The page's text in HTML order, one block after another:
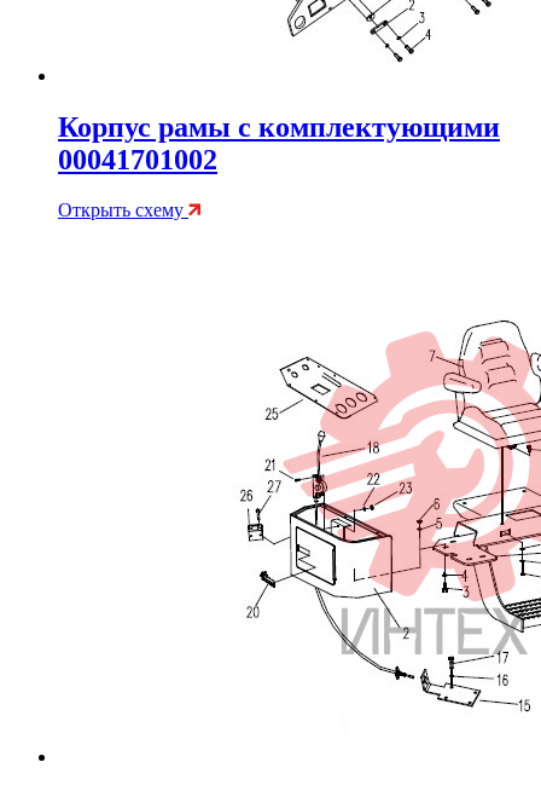
Корпус рамы с комплектующими
00041701002
Открыть схему